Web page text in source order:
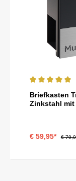
Briefkasten
Zinkstahl
€ 59,95*
€